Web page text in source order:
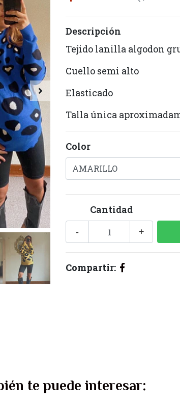
Descripción
Tejido lanilla algodon
Cuello semi alto
Elasticado
Talla única
Color
Cantidad
+
-
Compartir:
te puede interesar: